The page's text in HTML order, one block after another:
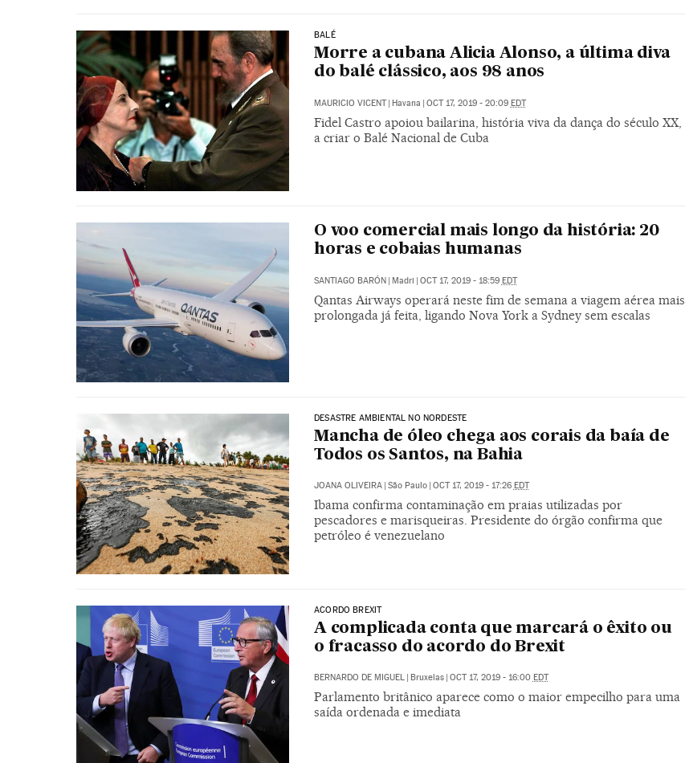
BALÉ
Morre a cubana Alicia Alonso, a última diva
do balé clássico, aos 98 anos
MAURICIO VICENT Havana OCT 17, 2019 - 20:09 EDT
Fidel Castro apoiou bailarina, história viva da dança do século XX,
a criar o Balé Nacional de Cuba
O voo comercial mais longo da história: 20
horas e cobaias humanas
SANTIAGO BARÓN Madri OCT 17, 2019 - 18:59 EDT
Qantas Airways operará neste fim de semana a viagem aérea mais
prolongada já feita, ligando Nova York a Sydney sem escalas
DESASTRE AMBIENTAL NO NORDESTE
Mancha de óleo chega aos corais da baía de
Todos os Santos, na Bahia
JOANA OLIVEIRA São Paulo OCT 17, 2019 - 17:26 EDT
Ibama confirma contaminação em praias utilizadas por
pescadores e marisqueiras. Presidente do órgão confirma que
petróleo é venezuelano
ACORDO BREXIT
A complicada conta que marcará o êxito ou
o fracasso do acordo do Brexit
BERNARDO DE MIGUEL Bruxelas OCT 17, 2019 - 16:00 EDT
Parlamento britânico aparece como o maior empecilho para uma
saída ordenada e imediata